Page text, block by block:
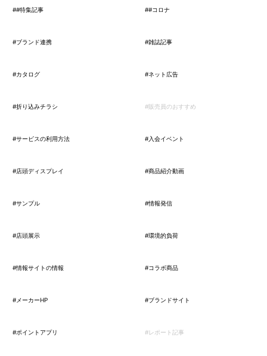
##特集記事 ##コロナ
#ブランド連携 #雑誌記事
#カタログ #ネット広告
#折り込みチラシ #販売員のおすすめ
#サービスの利用方法 #入会イベント
#店頭ディスプレイ #商品紹介動画
#サンプル #情報発信
#店頭展示 #環境的負荷
#情報サイトの情報 #コラボ商品
#メーカーHP #ブランドサイト
#ポイントアプリ #レポート記事